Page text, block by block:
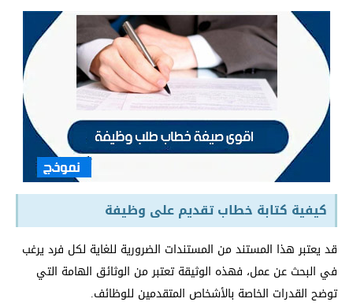
كيفية كتابة خطاب تقديم على وظيفة
قد يعتبر هذا المستند من المستندات الضرورية للغاية لكل فرد يرغب
في البحث عن عمل، فهذه الوثيقة تعتبر من الوثائق الهامة التي
توضح القدرات الخاصة بالأشخاص المتقدمين للوظائف.